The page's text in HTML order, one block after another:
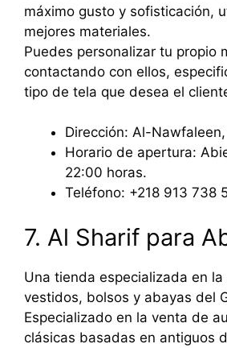
máximo gusto y sofisticación,
mejores materiales.
Puedes personalizar tu propio
contactando con ellos,
tipo de tela que desea el
Dirección: Al-
Horario de apertura:
22:00 horas.
Teléfono: +218 913 738
7. Al Sharif para
Una tienda especializada en
vestidos, bolsos y abayas del
Especializado en la venta de
clásicas basadas en antiguos